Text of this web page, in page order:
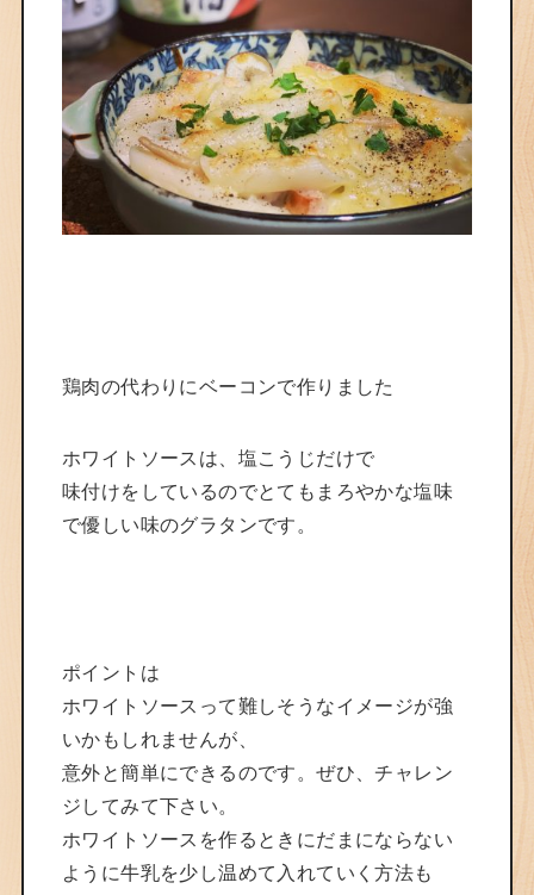
鶏肉の代わりにベーコンで作りました
ホワイトソースは、塩こうじだけで
味付けをしているのでとてもまろやかな塩味
で優しい味のグラタンです。
ポイントは
ホワイトソースって難しそうなイメージが強
いかもしれませんが、
意外と簡単にできるのです。ぜひ、チャレン
ジしてみて下さい。
ホワイトソースを作るときにだまにならない
ように牛乳を少し温めて入れていく方法も